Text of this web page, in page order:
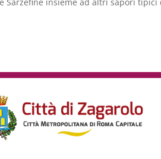
Sarzefine insieme ad altri sapori